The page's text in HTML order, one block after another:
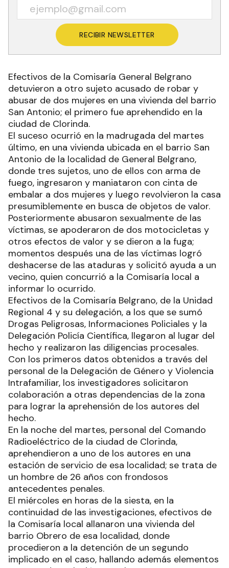
RECIBIR NEWSLETTER
Efectivos de la Comisaría General Belgrano
detuvieron a otro sujeto acusado de robar y
abusar de dos mujeres en una vivienda del barrio
San Antonio; el primero fue aprehendido en la
ciudad de Clorinda.
El suceso ocurrió en la madrugada del martes
último, en una vivienda ubicada en el barrio San
Antonio de la localidad de General Belgrano,
donde tres sujetos, uno de ellos con arma de
fuego, ingresaron y maniataron con cinta de
embalar a dos mujeres y luego revolvieron la casa
presumiblemente en busca de objetos de valor.
Posteriormente abusaron sexualmente de las
víctimas, se apoderaron de dos motocicletas y
otros efectos de valor y se dieron a la fuga;
momentos después una de las víctimas logró
deshacerse de las ataduras y solicitó ayuda a un
vecino, quien concurrió a la Comisaría local a
informar lo ocurrido.
Efectivos de la Comisaría Belgrano, de la Unidad
Regional 4 y su delegación, a los que se sumó
Drogas Peligrosas, Informaciones Policiales y la
Delegación Policía Científica, llegaron al lugar del
hecho y realizaron las diligencias procesales.
Con los primeros datos obtenidos a través del
personal de la Delegación de Género y Violencia
Intrafamiliar, los investigadores solicitaron
colaboración a otras dependencias de la zona
para lograr la aprehensión de los autores del
hecho.
En la noche del martes, personal del Comando
Radioeléctrico de la ciudad de Clorinda,
aprehendieron a uno de los autores en una
estación de servicio de esa localidad; se trata de
un hombre de 26 años con frondosos
antecedentes penales.
El miércoles en horas de la siesta, en la
continuidad de las investigaciones, efectivos de
la Comisaría local allanaron una vivienda del
barrio Obrero de esa localidad, donde
procedieron a la detención de un segundo
implicado en el caso, hallando además elementos